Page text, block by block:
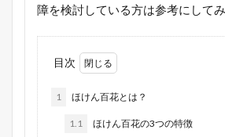
障を検討している方は参考にして
目次
1 ほけん百花とは？
1.1 ほけん百花の3つの特徴